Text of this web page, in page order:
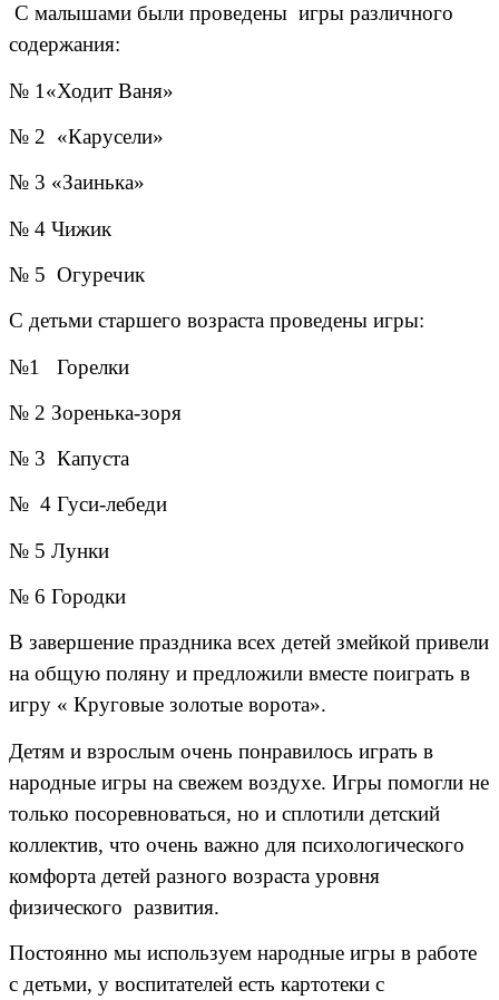
С малышами были проведены игры различного
содержания:
№ 1«Ходит Ваня»
№ 2 «Карусели»
№ 3 «Заинька»
№ 4 Чижик
№ 5 Огуречик
С детьми старшего возраста проведены игры:
№1 Горелки
№ 2 Зоренька-зоря
№ 3 Капуста
№ 4 Гуси-лебеди
№ 5 Лунки
№ 6 Городки
В завершение праздника всех детей змейкой привели
на общую поляну и предложили вместе поиграть в
игру « Круговые золотые ворота».
Детям и взрослым очень понравилось играть в
народные игры на свежем воздухе. Игры помогли не
только посоревноваться, но и сплотили детский
коллектив, что очень важно для психологического
комфорта детей разного возраста уровня
физического развития.
Постоянно мы используем народные игры в работе
с детьми, у воспитателей есть картотеки с